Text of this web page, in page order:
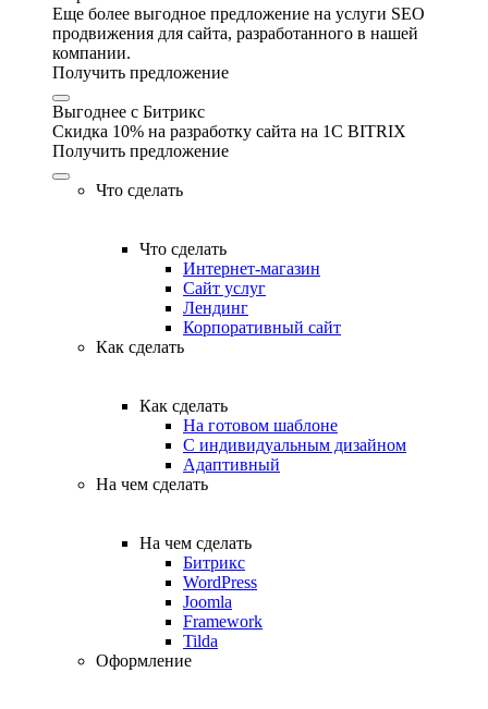
Еще более выгодное предложение на услуги SEO
продвижения для сайта, разработанного в нашей
компании.
Получить предложение
Выгоднее с Битрикс
Скидка 10% на разработку сайта на 1C BITRIX
Получить предложение
Что сделать
Что сделать
Интернет-магазин
Сайт услуг
Лендинг
Корпоративный сайт
Как сделать
Как сделать
На готовом шаблоне
С индивидуальным дизайном
Адаптивный
На чем сделать
На чем сделать
Битрикс
WordPress
Joomla
Framework
Tilda
Оформление